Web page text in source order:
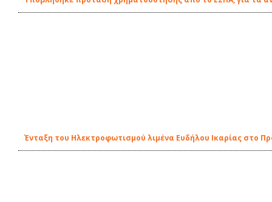
Ένταξη του Ηλεκτροφωτισμού λιμένα Ευδήλου Ικαρίας στο